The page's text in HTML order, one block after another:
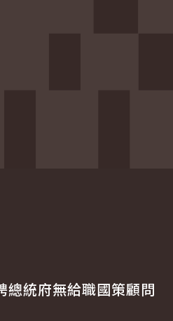
總統府無給職國策顧問